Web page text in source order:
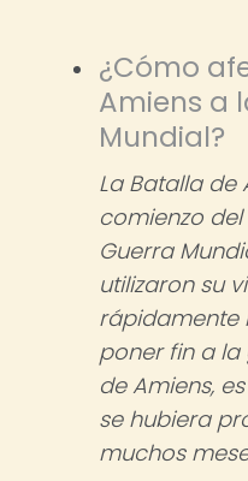
¿Cómo
Amiens a
Mundial?
La Batalla de
comienzo
Guerra
utilizaron su
rápidamente
poner fin a la
de Amiens,
se hubiera
muchos